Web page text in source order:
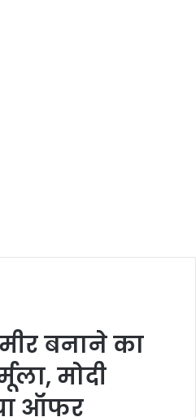
बनाने का
मोदी
ऑफर